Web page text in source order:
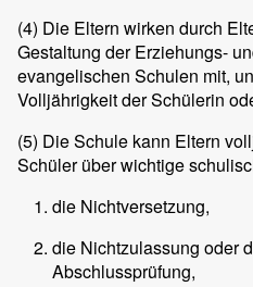
(4) Die Eltern wirken durch
Gestaltung der Erziehungs-
evangelischen Schulen mit,
Volljährigkeit der Schülerin
(5) Die Schule kann Eltern
Schüler über wichtige
die Nichtversetzung,
die Nichtzulassung oder
Abschlussprüfung,